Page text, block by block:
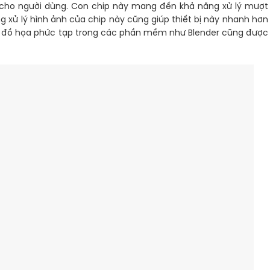
người dùng. Con chip này mang đến khả năng xử lý mượt
lý hình ảnh của chip này cũng giúp thiết bị này nhanh hơn
đồ họa phức tạp trong các phần mềm như Blender cũng được